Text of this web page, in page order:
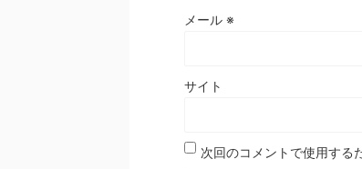
メール ※
サイト
次回のコメントで使用する